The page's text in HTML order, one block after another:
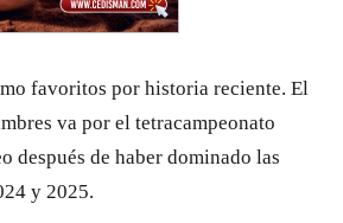
favoritos por historia reciente. El
va por el tetracampeonato
después de haber dominado las
y 2025.